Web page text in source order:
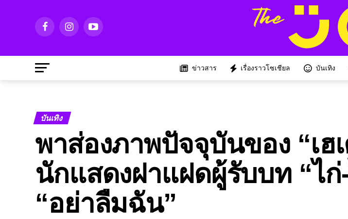
ข่าวสาร เรื่องราวโซเชียล บันเทิง
บันเทิง
พาส่องภาพปัจจุบันของ “เฮ
นักแสดงฝาแฝดผู้รับบท “ไก่
“อย่าลืมฉัน”